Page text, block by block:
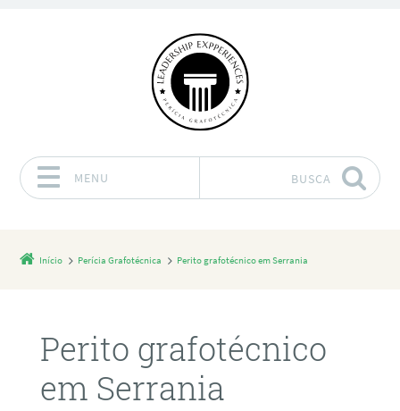
MENU BUSCA
Início Perícia Grafotécnica Perito grafotécnico em Serrania
Perito grafotécnico
em Serrania